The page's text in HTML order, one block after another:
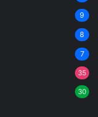
9
8
7
35
30